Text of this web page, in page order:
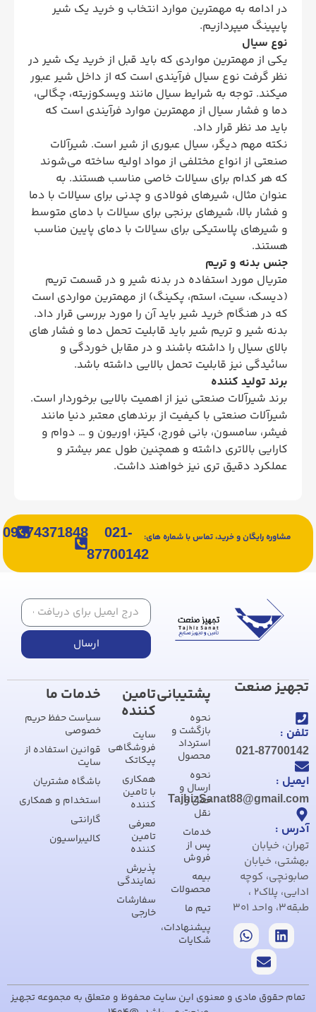
در ادامه به مهمترین موارد انتخاب و خرید یک شیر
پایپینگ میپردازیم.
نوع سیال
یکی از مهمترین مواردی که باید قبل از خرید یک شیر در
نظر گرفت نوع سیال فرآیندی است که از داخل شیر عبور
میکند. توجه به شرایط سیال مانند ویسکوزیته، چگالی،
دما و فشار سیال از مهمترین موارد فرآیندی است که
باید مد نظر قرار داد.
نکته مهم دیگر، سیال عبوری از شیر است. شیرآلات
صنعتی از انواع مختلفی از مواد اولیه ساخته می‌شوند
که هر کدام برای سیالات خاصی مناسب هستند. به
عنوان مثال، شیرهای فولادی و چدنی برای سیالات با دما
و فشار بالا، شیرهای برنجی برای سیالات با دمای متوسط
و شیرهای پلاستیکی برای سیالات با دمای پایین مناسب
هستند.
جنس بدنه و تریم
متریال مورد استفاده در بدنه شیر و در قسمت تریم
(دیسک، سیت، استم، پکینگ) از مهمترین مواردی است
که در هنگام خرید شیر باید آن را مورد بررسی قرار داد.
بدنه شیر و تریم شیر باید قابلیت تحمل دما و فشار های
بالای سیال را داشته باشند و در مقابل خوردگی و
سائیدگی نیز قابلیت تحمل بالایی داشته باشد.
برند تولید کننده
برند شیرآلات صنعتی نیز از اهمیت بالایی برخوردار است.
شیرآلات صنعتی با کیفیت از برندهای معتبر دنیا مانند
فیشر، سامسون، بانی فورج، کیتز، اوریون و … دوام و
کارایی بالاتری داشته و همچنین طول عمر بیشتر و
عملکرد دقیق تری نیز خواهند داشت.
مشاوره رایگان و خرید، تماس با شماره های:
021-
87700142
09374371848
ارسال
تجهیز صنعت
تلفن :
021-87700142
ایمیل :
TajhizSanat88@gmail.com
آدرس :
تهران، خیابان
بهشتی، خیابان
صابونچی، کوچه
ادایی، پلاک2 ،
طبقه3، واحد 301
پشتیبانی
نحوه
بازگشت و
استرداد
محصول
نحوه
ارسال و
حمل و
نقل
خدمات
پس از
فروش
بیمه
محصولات
تیم ما
پیشنهادات،
شکایات
تامین
کننده
سایت
فروشگاهی
پیکاتک
همکاری
با تامین
کننده
معرفی
تامین
کننده
پذیرش
نمایندگی
سفارشات
خارجی
خدمات ما
سیاست حفظ حریم
خصوصی
قوانین استفاده از
سایت
باشگاه مشتریان
استخدام و همکاری
گارانتی
کالیبراسیون
تمام حقوق مادی و معنوی این سایت محفوظ و متعلق به مجموعه تجهیز